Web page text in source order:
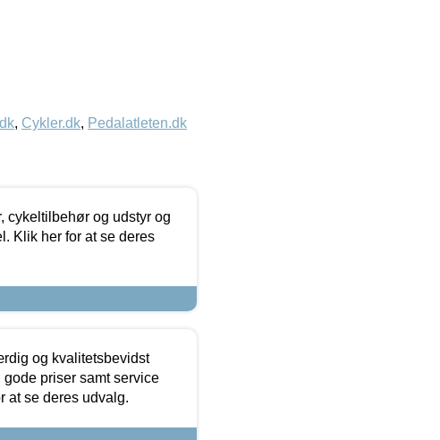
, Cykler.dk, Pedalatleten.dk
cykeltilbehør og udstyr og
Klik her for at se deres
og kvalitetsbevidst
priser samt service
at se deres udvalg.